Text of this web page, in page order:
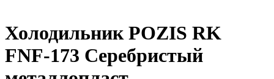
Холодильник POZIS RK
FNF-173 Серебристый